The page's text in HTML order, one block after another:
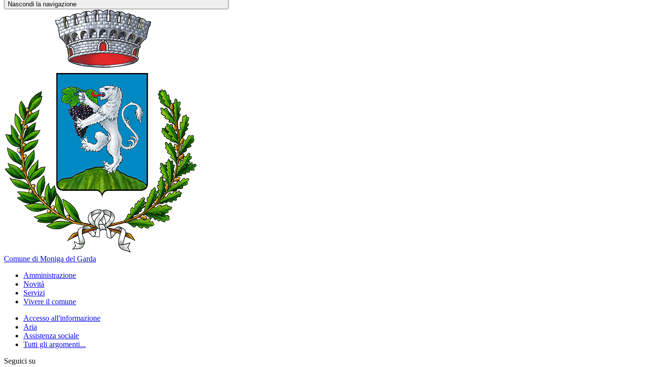
Nascondi la navigazione
Comune di Moniga del Garda
Amministrazione
Novità
Servizi
Vivere il comune
Accesso all'informazione
Aria
Assistenza sociale
Tutti gli argomenti...
Seguici su